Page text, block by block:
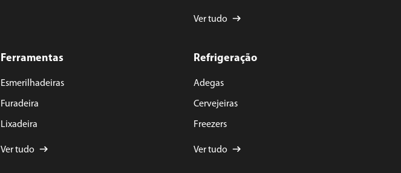
Ver tudo
Ferramentas
Esmerilhadeiras
Furadeira
Lixadeira
Ver tudo
Refrigeração
Adegas
Cervejeiras
Freezers
Ver tudo